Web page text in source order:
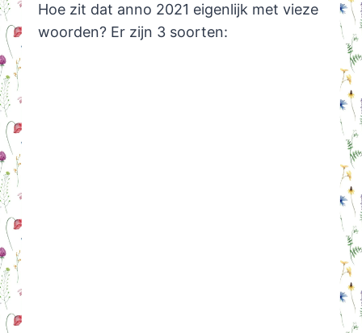
Hoe zit dat anno 2021 eigenlijk met vieze
woorden? Er zijn 3 soorten: